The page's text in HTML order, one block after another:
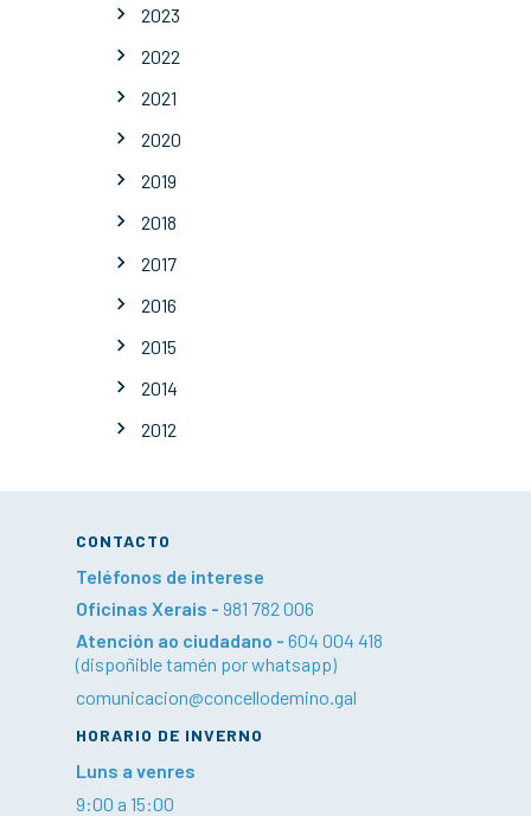
2023
2022
2021
2020
2019
2018
2017
2016
2015
2014
2012
CONTACTO
Teléfonos de interese
Oficinas Xerais - 981 782 006
Atención ao ciudadano - 604 004 418
(dispoñible tamén por whatsapp)
comunicacion@concellodemino.gal
HORARIO DE INVERNO
Luns a venres
9:00 a 15:00